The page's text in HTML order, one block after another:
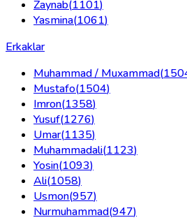
Zaynab(1101)
Yasmina(1061)
Erkaklar
Muhammad / Muxammad(
Mustafo(1504)
Imron(1358)
Yusuf(1276)
Umar(1135)
Muhammadali(1123)
Yosin(1093)
Ali(1058)
Usmon(957)
Nurmuhammad(947)